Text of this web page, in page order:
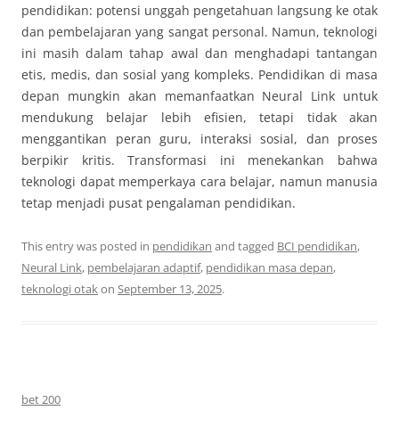
pendidikan: potensi unggah pengetahuan langsung ke otak
dan pembelajaran yang sangat personal. Namun, teknologi
ini masih dalam tahap awal dan menghadapi tantangan
etis, medis, dan sosial yang kompleks. Pendidikan di masa
depan mungkin akan memanfaatkan Neural Link untuk
mendukung belajar lebih efisien, tetapi tidak akan
menggantikan peran guru, interaksi sosial, dan proses
berpikir kritis. Transformasi ini menekankan bahwa
teknologi dapat memperkaya cara belajar, namun manusia
tetap menjadi pusat pengalaman pendidikan.
This entry was posted in pendidikan and tagged BCI pendidikan,
Neural Link, pembelajaran adaptif, pendidikan masa depan,
teknologi otakon September 13, 2025.
bet 200